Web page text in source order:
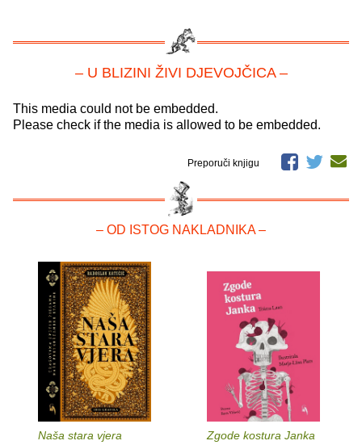
– U BLIZINI ŽIVI DJEVOJČICA –
This media could not be embedded.
Please check if the media is allowed to be embedded.
Preporuči knjigu
– OD ISTOG NAKLADNIKA –
Naša stara vjera Zgode kostura Janka